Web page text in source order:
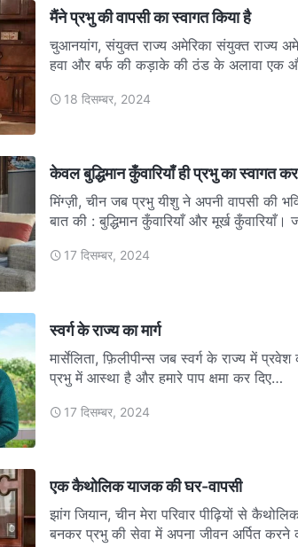
मैंने प्रभु की वापसी का स्वागत किया है
चुआनयांग, संयुक्त राज्य अमेरिका संयुक्त राज्य
हवा और बर्फ की कड़ाके की ठंड के अलावा एक
18 दिसम्बर, 2024
केवल बुद्धिमान कुँवारियाँ ही प्रभु का स्वागत
मिंग्ज़ी, चीन जब प्रभु यीशु ने अपनी वापसी की
बात की : बुद्धिमान कुँवारियाँ और मूर्ख कुँवारियाँ।
17 दिसम्बर, 2024
स्वर्ग के राज्य का मार्ग
मार्सेलिता, फ़िलीपीन्स जब स्वर्ग के राज्य में
प्रभु में आस्था है और हमारे पाप क्षमा कर दिए…
17 दिसम्बर, 2024
एक कैथोलिक याजक की घर-वापसी
झांग जियान, चीन मेरा परिवार पीढ़ियों से
बनकर प्रभु की सेवा में अपना जीवन अर्पित करने